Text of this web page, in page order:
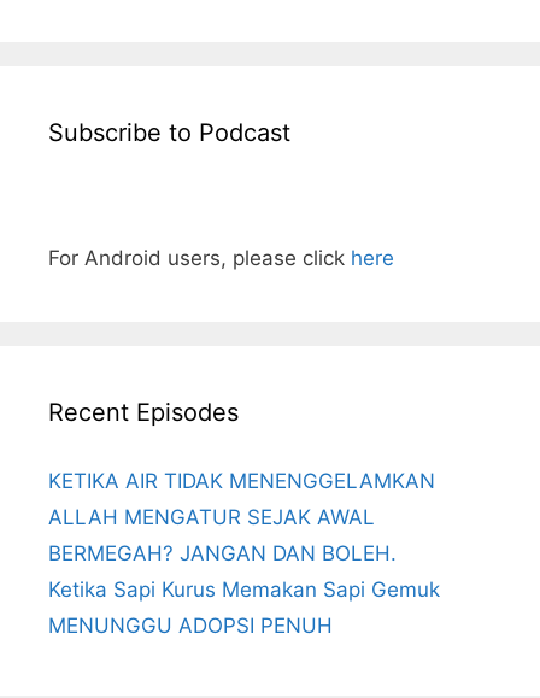
Subscribe to Podcast
For Android users, please click here
Recent Episodes
KETIKA AIR TIDAK MENENGGELAMKAN
ALLAH MENGATUR SEJAK AWAL
BERMEGAH? JANGAN DAN BOLEH.
Ketika Sapi Kurus Memakan Sapi Gemuk
MENUNGGU ADOPSI PENUH